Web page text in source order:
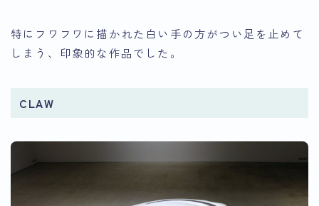
特にフワフワに描かれた白い手の方がつい足を止めて
しまう、印象的な作品でした。
CLAW